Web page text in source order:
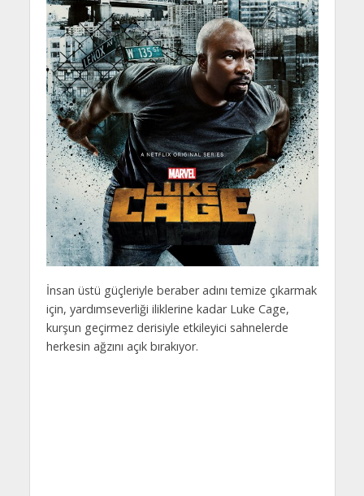
İnsan üstü güçleriyle beraber adını temize çıkarmak
için, yardımseverliği iliklerine kadar Luke Cage,
kurşun geçirmez derisiyle etkileyici sahnelerde
herkesin ağzını açık bırakıyor.